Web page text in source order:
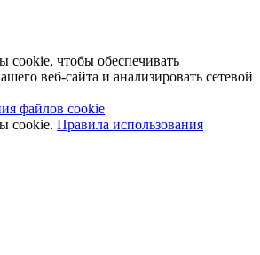
чтобы обеспечивать
веб-сайта и анализировать сетевой
файлов cookie
cookie. Правила использования